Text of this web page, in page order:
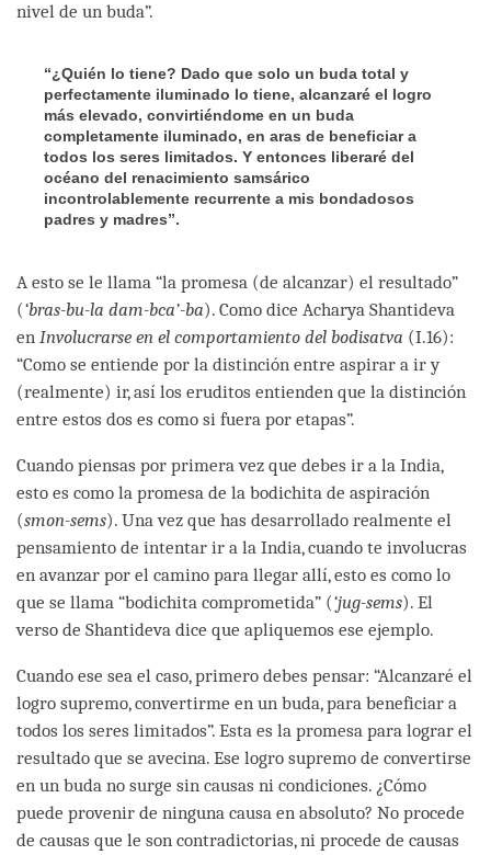
nivel de un buda”.
“¿Quién lo tiene? Dado que solo un buda total y
perfectamente iluminado lo tiene, alcanzaré el logro
más elevado, convirtiéndome en un buda
completamente iluminado, en aras de beneficiar a
todos los seres limitados. Y entonces liberaré del
océano del renacimiento samsárico
incontrolablemente recurrente a mis bondadosos
padres y madres”.
A esto se le llama “la promesa (de alcanzar) el resultado”
(‘bras-bu-la dam-bca’-ba). Como dice Acharya Shantideva
en Involucrarse en el comportamiento del bodisatva (I.16):
“Como se entiende por la distinción entre aspirar a ir y
(realmente) ir, así los eruditos entienden que la distinción
entre estos dos es como si fuera por etapas”.
Cuando piensas por primera vez que debes ir a la India,
esto es como la promesa de la bodichita de aspiración
(smon-sems). Una vez que has desarrollado realmente el
pensamiento de intentar ir a la India, cuando te involucras
en avanzar por el camino para llegar allí, esto es como lo
que se llama “bodichita comprometida” (‘jug-sems). El
verso de Shantideva dice que apliquemos ese ejemplo.
Cuando ese sea el caso, primero debes pensar: “Alcanzaré el
logro supremo, convertirme en un buda, para beneficiar a
todos los seres limitados”. Esta es la promesa para lograr el
resultado que se avecina. Ese logro supremo de convertirse
en un buda no surge sin causas ni condiciones. ¿Cómo
puede provenir de ninguna causa en absoluto? No procede
de causas que le son contradictorias, ni procede de causas